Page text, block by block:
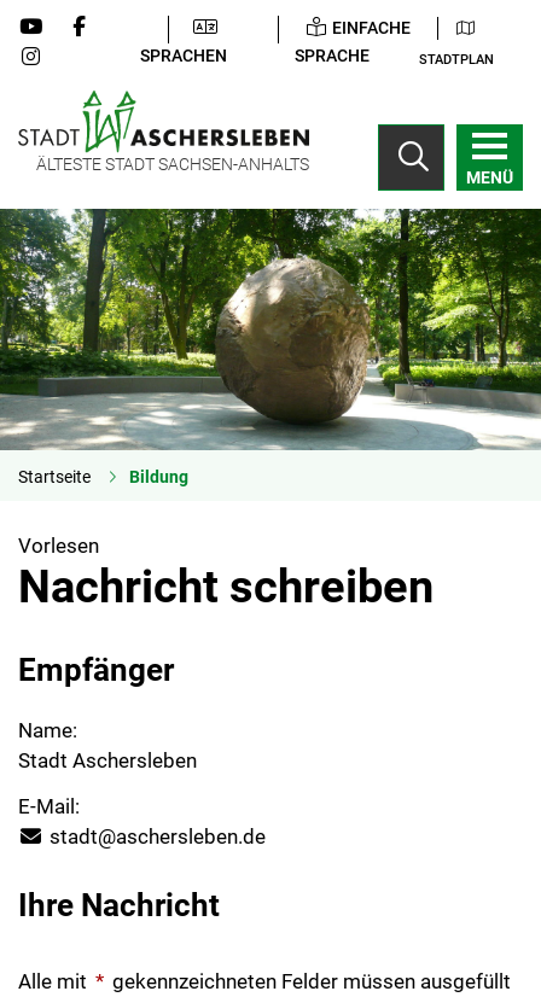
SPRACHEN
EINFACHE
SPRACHE
STADTPLAN
ÄLTESTE STADT SACHSEN-ANHALTS
MENÜ
Startseite Bildung
Vorlesen
Nachricht schreiben
Empfänger
Name:
Stadt Aschersleben
E-Mail:
stadt@aschersleben.de
Ihre Nachricht
Alle mit * gekennzeichneten Felder müssen ausgefüllt